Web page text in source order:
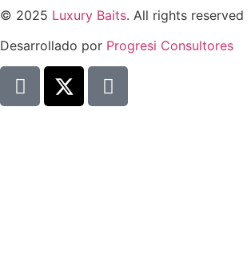
© 2025 Luxury Baits. All rights reserved
Desarrollado por Progresi Consultores